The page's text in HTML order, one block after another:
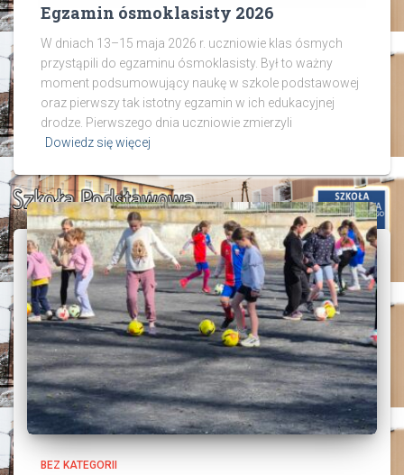
Egzamin ósmoklasisty 2026
W dniach 13–15 maja 2026 r. uczniowie klas ósmych
przystąpili do egzaminu ósmoklasisty. Był to ważny
moment podsumowujący naukę w szkole podstawowej
oraz pierwszy tak istotny egzamin w ich edukacyjnej
drodze. Pierwszego dnia uczniowie zmierzyli
Dowiedz się więcej
BEZ KATEGORII